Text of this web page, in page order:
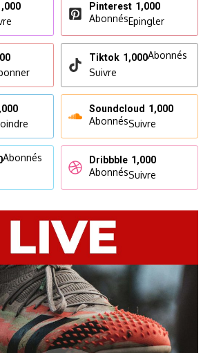
Pinterest 1,000
AbonnésEpingler
Tiktok 1,000Abonnés
Suivre
Soundcloud 1,000
AbonnésSuivre
Abonnés
Dribbble 1,000
AbonnésSuivre